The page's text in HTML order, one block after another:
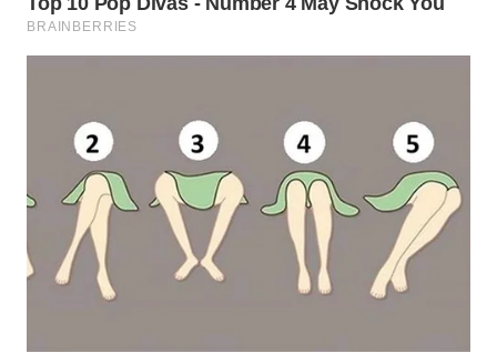
WN
TAPANULI
UTARA
WN
SAMOSIR